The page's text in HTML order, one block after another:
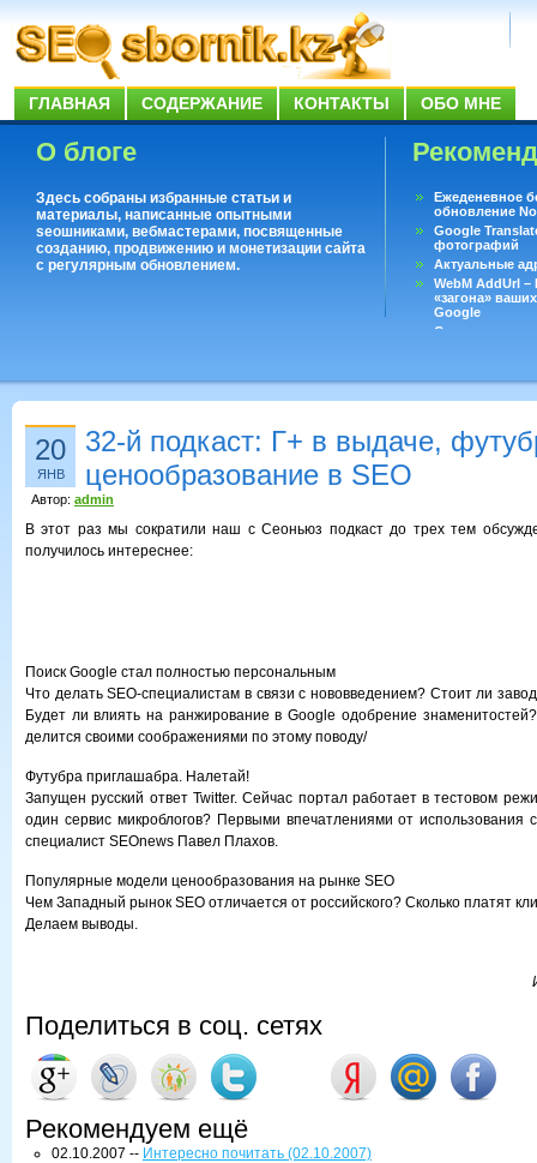
ГЛАВНАЯ СОДЕРЖАНИЕ КОНТАКТЫ ОБО МНЕ
О блоге
Здесь собраны избранные статьи и
материалы, написанные опытными
seoшниками, вебмастерами, посвященные
созданию, продвижению и монетизации сайта
с регулярным обновлением.
Ежеденевное
обновление
Google
фотографий
Актуальные
WebM AddUrl
«загона»
Google
Существует
20
ЯНВ
32-й подкаст: Г+ в выдаче,
ценообразование в SEO
Автор: admin
В этот раз мы сократили наш с Сеоньюз подкаст до трех тем
получилось интереснее:
Поиск Google стал полностью персональным
Что делать SEO-специалистам в связи с нововведением? Стоит ли
Будет ли влиять на ранжирование в Google одобрение
делится своими соображениями по этому поводу/
Футубра приглашабра. Налетай!
Запущен русский ответ Twitter. Сейчас портал работает в тестовом
один сервис микроблогов? Первыми впечатлениями от использования
специалист SEOnews Павел Плахов.
Популярные модели ценообразования на рынке SEO
Чем Западный рынок SEO отличается от российского? Сколько платят
Делаем выводы.
Поделиться в соц. сетях
Рекомендуем ещё
02.10.2007 -- Интересно почитать (02.10.2007)